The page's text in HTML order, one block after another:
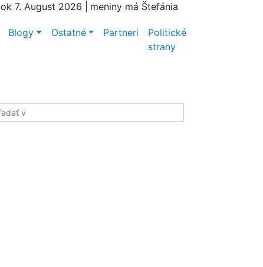
7. August 2026 | meniny má Štefánia
Blogy Ostatné Partneri
Politické
strany